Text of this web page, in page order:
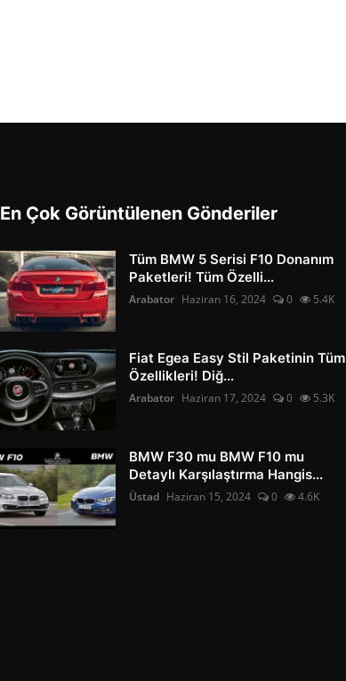
En Çok Görüntülenen Gönderiler
Tüm BMW 5 Serisi F10 Donanım
Paketleri! Tüm Özelli...
Arabator Haziran 16, 2024 0 5.4K
Fiat Egea Easy Stil Paketinin Tüm
Özellikleri! Diğ...
Arabator Haziran 17, 2024 0 5.3K
BMW F30 mu BMW F10 mu
Detaylı Karşılaştırma Hangis...
Üstad Haziran 15, 2024 0 4.6K